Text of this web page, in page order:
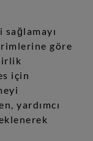
göre
için
yardımcı